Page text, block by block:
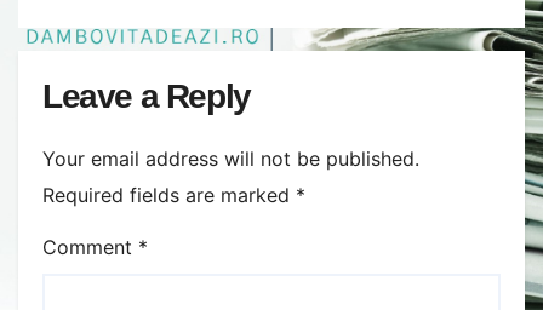
Leave a Reply
Your email address will not be published.
Required fields are marked *
Comment *